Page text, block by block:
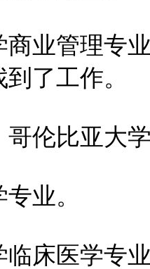
管理专业
了工作。
比亚大学
业。
医学专业